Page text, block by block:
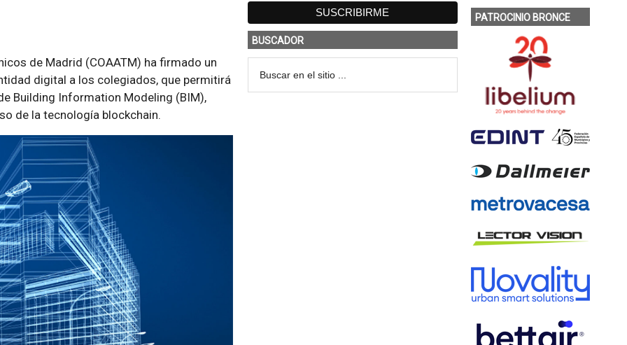
de Madrid (COAATM) ha firmado un
digital a los colegiados, que permitirá
Building Information Modeling (BIM),
de la tecnología blockchain.
BUSCADOR
PATROCINIO BRONCE